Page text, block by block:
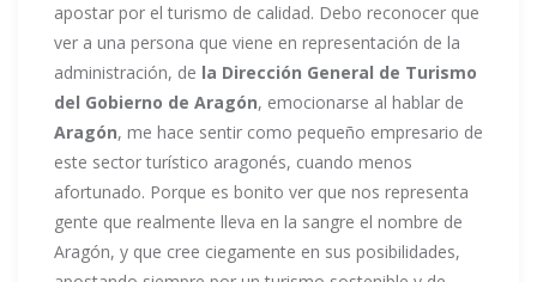
apostar por el turismo de calidad. Debo reconocer que
ver a una persona que viene en representación de la
administración, de la Dirección General de Turismo
del Gobierno de Aragón, emocionarse al hablar de
Aragón, me hace sentir como pequeño empresario de
este sector turístico aragonés, cuando menos
afortunado. Porque es bonito ver que nos representa
gente que realmente lleva en la sangre el nombre de
Aragón, y que cree ciegamente en sus posibilidades,